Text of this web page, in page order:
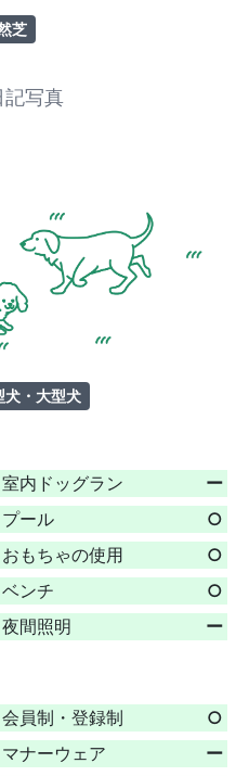
芝
記写真
犬・大型犬
室内ドッグラン
ー
プール
○
おもちゃの使用
○
ベンチ
○
夜間照明 ー
会員制・登録制
○
マナーウェア
ー